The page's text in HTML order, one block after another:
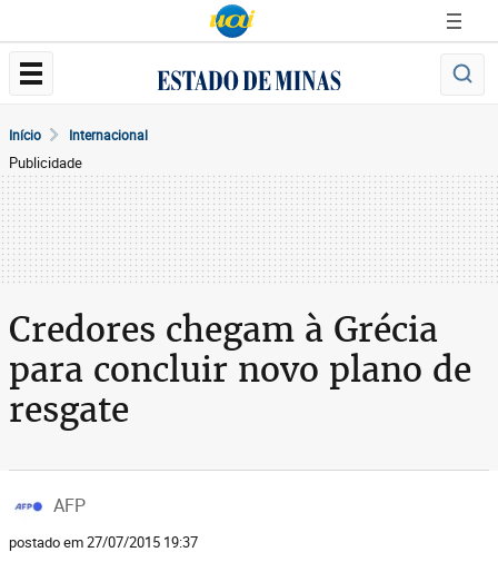
Início Internacional
Publicidade
Credores chegam à Grécia
para concluir novo plano de
resgate
AFP
postado em 27/07/2015 19:37